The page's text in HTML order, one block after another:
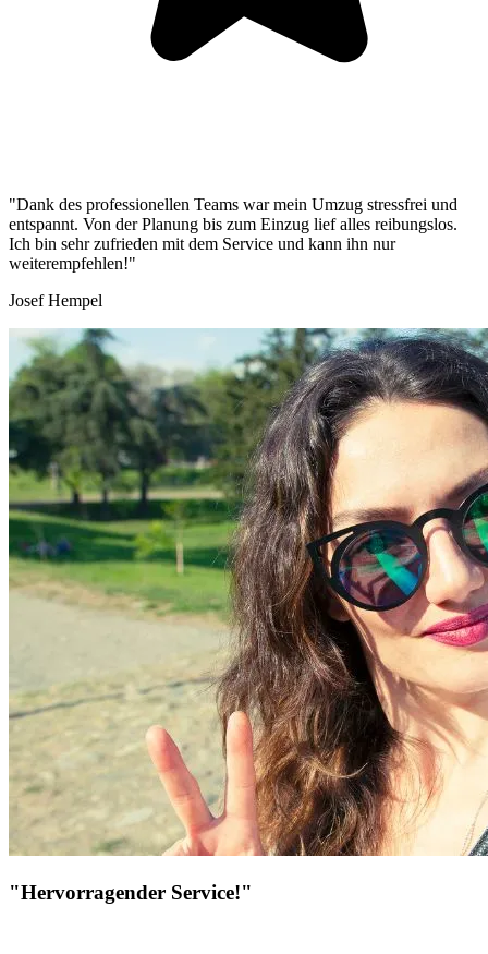
"Dank des professionellen Teams war mein Umzug stressfrei und
entspannt. Von der Planung bis zum Einzug lief alles reibungslos.
Ich bin sehr zufrieden mit dem Service und kann ihn nur
weiterempfehlen!"
Josef Hempel
"Hervorragender Service!"